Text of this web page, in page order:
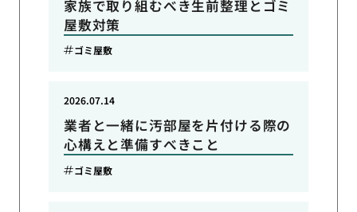
家族で取り組むべき生前整理とゴミ
屋敷対策
ゴミ屋敷
業者と一緒に汚部屋を片付ける際の
心構えと準備すべきこと
2026.07.14
ゴミ屋敷